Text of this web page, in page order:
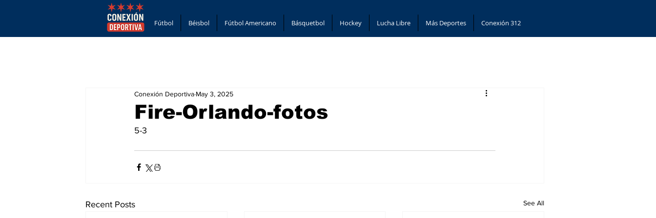
Fútbol Béisbol Fútbol Americano Básquetbol Hockey Lucha Libre Más Deportes Conexión 312
Fire-Orlando-fotos
Conexión Deportiva May 3, 2025
5-3
Recent Posts See All